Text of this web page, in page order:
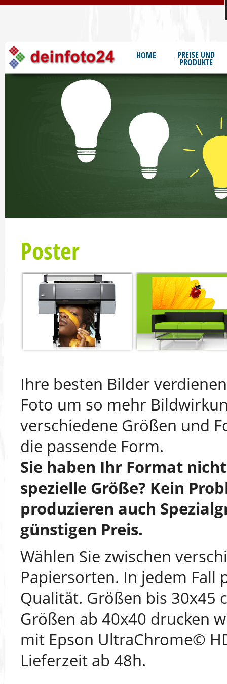
HOME PREISE UND
PRODUKTE
Poster
Ihre besten Bilder
Foto um so mehr
verschiedene Größen und
die passende Form.
Sie haben Ihr Format
spezielle Größe? Kein
produzieren auch
günstigen Preis.
Wählen Sie zwischen
Papiersorten. In jedem
Qualität. Größen bis 30x45
Größen ab 40x40 drucken
mit Epson UltraChrome©
Lieferzeit ab 48h.